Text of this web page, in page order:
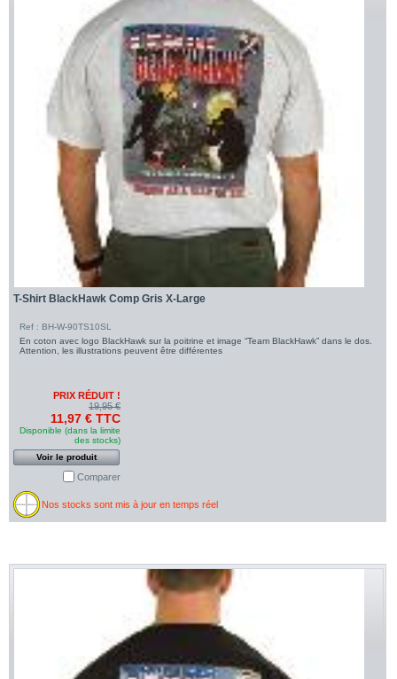
T-Shirt BlackHawk Comp Gris X-Large
Ref : BH-W-90TS10SL
En coton avec logo BlackHawk sur la poitrine et image “Team BlackHawk” dans le dos.
Attention, les illustrations peuvent être différentes
PRIX RÉDUIT !
19,95 €
11,97 € TTC
Disponible (dans la limite
des stocks)
Voir le produit
Comparer
Nos stocks sont mis à jour en temps réel